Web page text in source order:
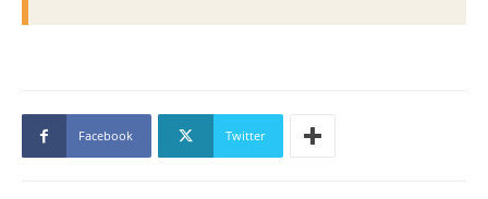
Facebook Twitter